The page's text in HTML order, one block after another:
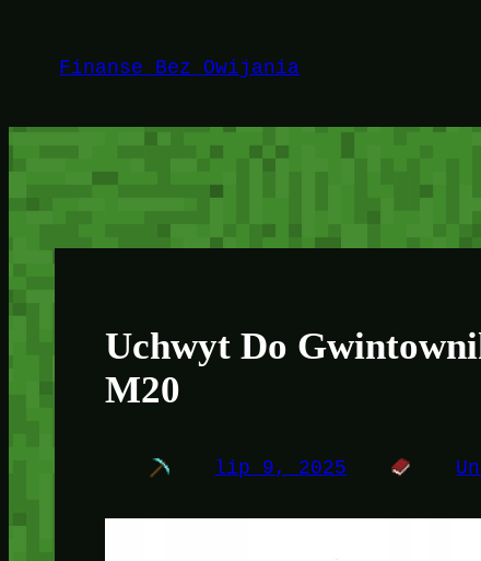
treściFinanse Bez Owijania
Uchwyt Do
M20
lip 9, 2025